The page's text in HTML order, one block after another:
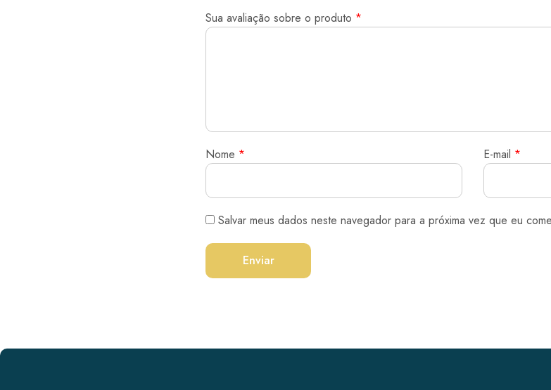
Sua avaliação sobre o produto *
Nome * E-mail *
Salvar meus dados neste navegador para a próxima vez que eu